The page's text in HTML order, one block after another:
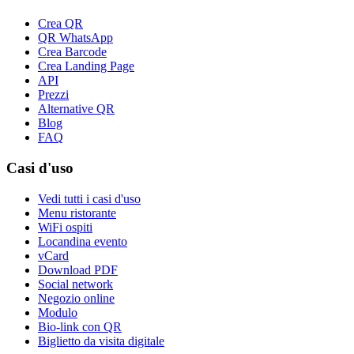
Crea QR
QR WhatsApp
Crea Barcode
Crea Landing Page
API
Prezzi
Alternative QR
Blog
FAQ
Casi d'uso
Vedi tutti i casi d'uso
Menu ristorante
WiFi ospiti
Locandina evento
vCard
Download PDF
Social network
Negozio online
Modulo
Bio-link con QR
Biglietto da visita digitale